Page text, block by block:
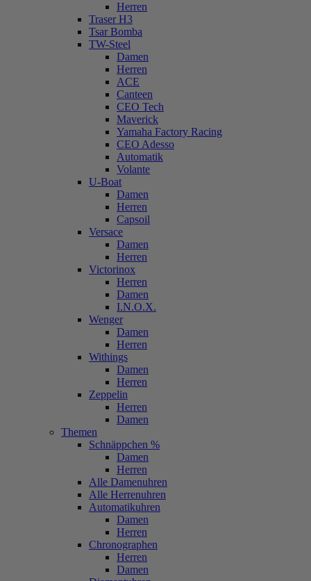
Herren
Traser H3
Tsar Bomba
TW-Steel
Damen
Herren
ACE
Canteen
CEO Tech
Maverick
Yamaha Factory Racing
CEO Adesso
Automatik
Volante
U-Boat
Damen
Herren
Capsoil
Versace
Damen
Herren
Victorinox
Herren
Damen
I.N.O.X.
Wenger
Damen
Herren
Withings
Damen
Herren
Zeppelin
Herren
Damen
Themen
Schnäppchen %
Damen
Herren
Alle Damenuhren
Alle Herrenuhren
Automatikuhren
Damen
Herren
Chronographen
Herren
Damen